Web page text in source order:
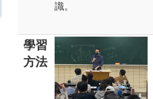
識。
學習
方法